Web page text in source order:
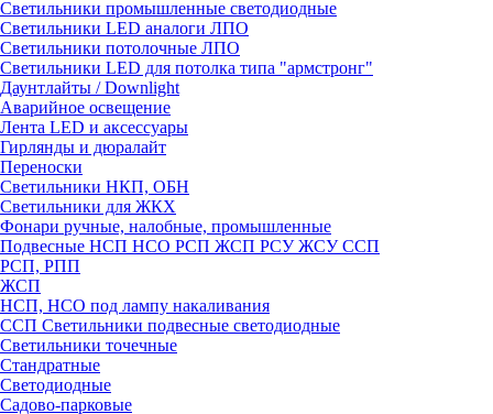
Светильники промышленные светодиодные
Светильники LED аналоги ЛПО
Светильники потолочные ЛПО
Светильники LED для потолка типа "армстронг"
Даунтлайты / Downlight
Аварийное освещение
Лента LED и аксессуары
Гирлянды и дюралайт
Переноски
Светильники НКП, ОБН
Светильники для ЖКХ
Фонари ручные, налобные, промышленные
Подвесные НСП НСО РСП ЖСП РСУ ЖСУ ССП
РСП, РПП
ЖСП
НСП, НСО под лампу накаливания
ССП Светильники подвесные светодиодные
Светильники точечные
Стандратные
Светодиодные
Садово-парковые